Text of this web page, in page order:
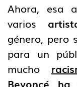
Ahora, esa
varios
género, pero
para un
mucho
Beyoncé